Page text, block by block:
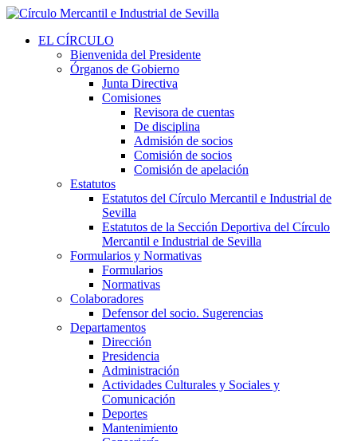
EL CÍRCULO
Bienvenida del Presidente
Órganos de Gobierno
Junta Directiva
Comisiones
Revisora de cuentas
De disciplina
Admisión de socios
Comisión de socios
Comisión de apelación
Estatutos
Estatutos del Círculo Mercantil e Industrial de
Sevilla
Estatutos de la Sección Deportiva del Círculo
Mercantil e Industrial de Sevilla
Formularios y Normativas
Formularios
Normativas
Colaboradores
Defensor del socio. Sugerencias
Departamentos
Dirección
Presidencia
Administración
Actividades Culturales y Sociales y
Comunicación
Deportes
Mantenimiento